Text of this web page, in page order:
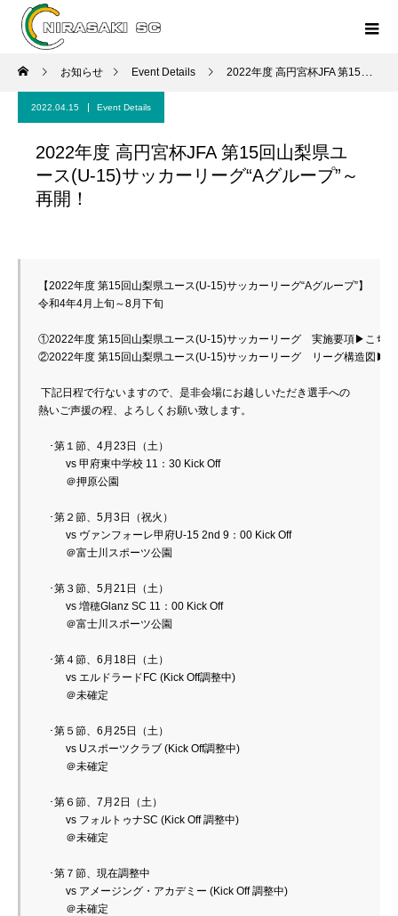
お知らせ Event Details 2022年度 高円宮杯JFA 第15回山梨県ユース(U-15)サッカーリーグ“Aグループ”～再開！
2022.04.15 Event Details
2022年度 高円宮杯JFA 第15回山梨県ユ
ース(U-15)サッカーリーグ“Aグループ”～
再開！
【2022年度 第15回山梨県ユース(U-15)サッカーリーグ“Aグループ”】
令和4年4月上旬～8月下旬
①2022年度 第15回山梨県ユース(U-15)サッカーリーグ　実施要項▶ こち
②2022年度 第15回山梨県ユース(U-15)サッカーリーグ　リーグ構造図▶
下記日程で行ないますので、是非会場にお越しいただき選手への
熱いご声援の程、よろしくお願い致します。
･第１節、4月23日（土）
vs 甲府東中学校 11：30 Kick Off
＠押原公園
･第２節、5月3日（祝火）
vs ヴァンフォーレ甲府U-15 2nd 9：00 Kick Off
＠富士川スポーツ公園
･第３節、5月21日（土）
vs 増穂Glanz SC 11：00 Kick Off
＠富士川スポーツ公園
･第４節、6月18日（土）
vs エルドラードFC (Kick Off調整中)
＠未確定
･第５節、6月25日（土）
vs Uスポーツクラブ (Kick Off調整中)
＠未確定
･第６節、7月2日（土）
vs フォルトゥナSC (Kick Off 調整中)
＠未確定
･第７節、現在調整中
vs アメージング・アカデミー (Kick Off 調整中)
＠未確定